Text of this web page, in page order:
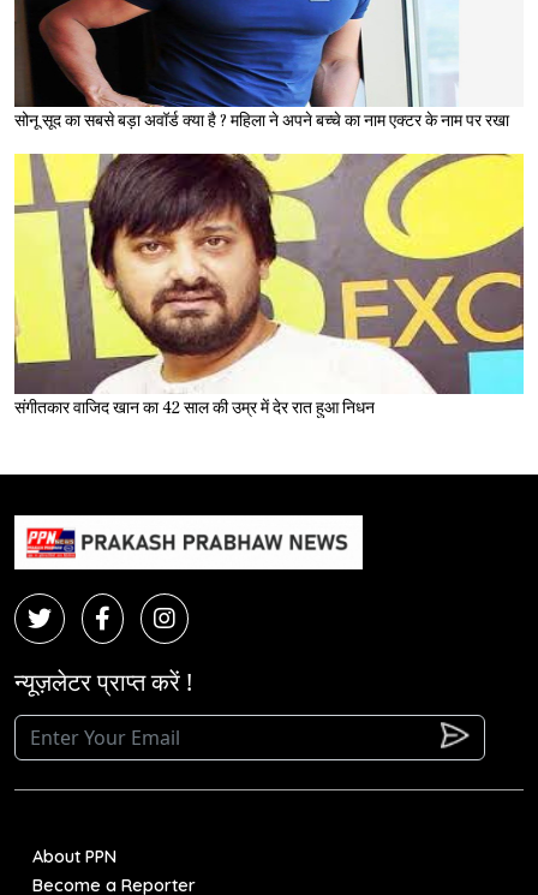
सोनू सूद का सबसे बड़ा अवॉर्ड क्या है ? महिला ने अपने बच्चे का नाम एक्टर के नाम पर रखा
संगीतकार वाजिद खान का 42 साल की उम्र में देर रात हुआ निधन
न्यूज़लेटर प्राप्त करें !
About PPN
Become a Reporter